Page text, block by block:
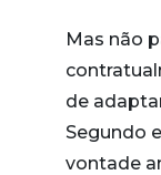
Mas não
de
Segundo
vontade